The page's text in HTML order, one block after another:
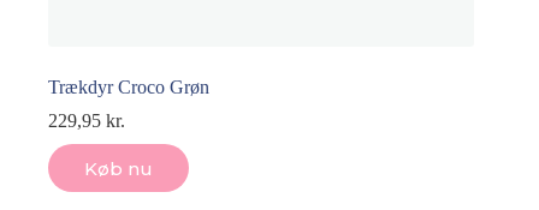
Trækdyr Croco Grøn
229,95 kr.
Køb nu